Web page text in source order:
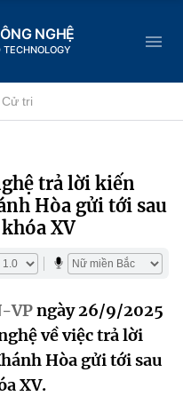
NGHỆ
tri
trả lời kiến
Hòa gửi tới sau
XV
VPngày 26/9/2025
về việc trả lời
Hòa gửi tới sau
XV.